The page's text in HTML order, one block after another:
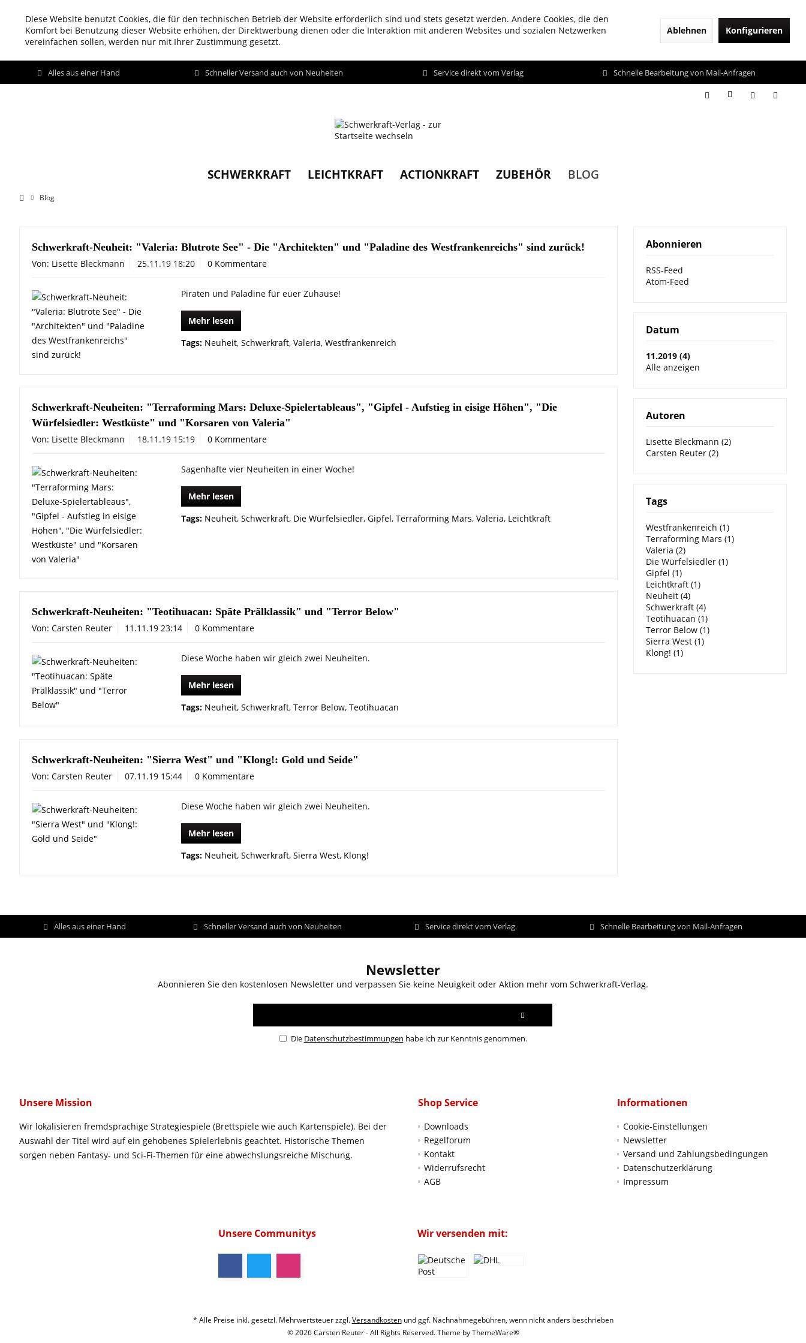
Diese Website benutzt Cookies, die für den technischen Betrieb der Website erforderlich sind und stets gesetzt werden. Andere Cookies, die den
Komfort bei Benutzung dieser Website erhöhen, der Direktwerbung dienen oder die Interaktion mit anderen Websites und sozialen Netzwerken
vereinfachen sollen, werden nur mit Ihrer Zustimmung gesetzt.
Ablehnen Konfigurieren
Alles aus einer Hand Schneller Versand auch von Neuheiten Service direkt vom Verlag Schnelle Bearbeitung von Mail-Anfragen
SCHWERKRAFT LEICHTKRAFT ACTIONKRAFT ZUBEHÖR BLOG
Blog
Abonnieren
RSS-Feed
Atom-Feed
Datum
11.2019 (4)
Alle anzeigen
Autoren
Lisette Bleckmann (2)
Carsten Reuter (2)
Tags
Westfrankenreich (1)
Terraforming Mars (1)
Valeria (2)
Die Würfelsiedler (1)
Gipfel (1)
Leichtkraft (1)
Neuheit (4)
Schwerkraft (4)
Teotihuacan (1)
Terror Below (1)
Sierra West (1)
Klong! (1)
Schwerkraft-Neuheit: "Valeria: Blutrote See" - Die "Architekten" und "Paladine des Westfrankenreichs" sind zurück!
Von: Lisette Bleckmann 25.11.19 18:20 0 Kommentare
Piraten und Paladine für euer Zuhause!
Mehr lesen
Tags: Neuheit, Schwerkraft, Valeria, Westfrankenreich
Schwerkraft-Neuheiten: "Terraforming Mars: Deluxe-Spielertableaus", "Gipfel - Aufstieg in eisige Höhen", "Die
Würfelsiedler: Westküste" und "Korsaren von Valeria"
Von: Lisette Bleckmann 18.11.19 15:19 0 Kommentare
Sagenhafte vier Neuheiten in einer Woche!
Mehr lesen
Tags: Neuheit, Schwerkraft, Die Würfelsiedler, Gipfel, Terraforming Mars, Valeria, Leichtkraft
Schwerkraft-Neuheiten: "Teotihuacan: Späte Prälklassik" und "Terror Below"
Von: Carsten Reuter 11.11.19 23:14 0 Kommentare
Diese Woche haben wir gleich zwei Neuheiten.
Mehr lesen
Tags: Neuheit, Schwerkraft, Terror Below, Teotihuacan
Schwerkraft-Neuheiten: "Sierra West" und "Klong!: Gold und Seide"
Von: Carsten Reuter 07.11.19 15:44 0 Kommentare
Diese Woche haben wir gleich zwei Neuheiten.
Mehr lesen
Tags: Neuheit, Schwerkraft, Sierra West, Klong!
Alles aus einer Hand Schneller Versand auch von Neuheiten Service direkt vom Verlag Schnelle Bearbeitung von Mail-Anfragen
Newsletter
Abonnieren Sie den kostenlosen Newsletter und verpassen Sie keine Neuigkeit oder Aktion mehr vom Schwerkraft-Verlag.
Die Datenschutzbestimmungen habe ich zur Kenntnis genommen.
Unsere Mission
Wir lokalisieren fremdsprachige Strategiespiele (Brettspiele wie auch Kartenspiele). Bei der
Auswahl der Titel wird auf ein gehobenes Spielerlebnis geachtet. Historische Themen
sorgen neben Fantasy- und Sci-Fi-Themen für eine abwechslungsreiche Mischung.
Shop Service
Downloads
Regelforum
Kontakt
Widerrufsrecht
AGB
Informationen
Cookie-Einstellungen
Newsletter
Versand und Zahlungsbedingungen
Datenschutzerklärung
Impressum
Unsere Communitys Wir versenden mit:
* Alle Preise inkl. gesetzl. Mehrwertsteuer zzgl.Versandkostenund ggf. Nachnahmegebühren, wenn nicht anders beschrieben
© 2026 Carsten Reuter - All Rights Reserved. Theme byThemeWare®